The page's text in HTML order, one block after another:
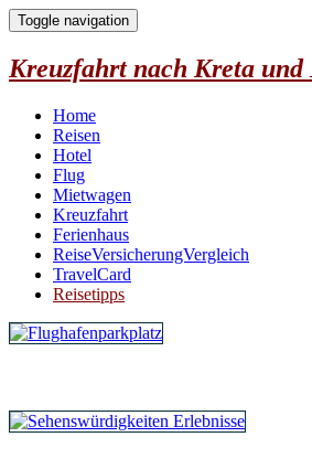
Toggle navigation
Kreuzfahrt nach Kreta und
Home
Reisen
Hotel
Flug
Mietwagen
Kreuzfahrt
Ferienhaus
ReiseVersicherungVergleich
TravelCard
Reisetipps